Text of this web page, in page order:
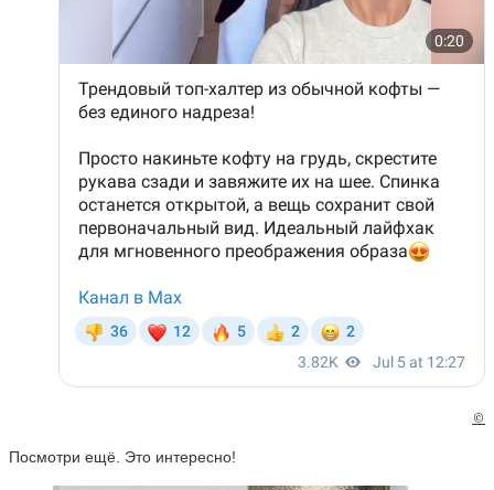
©
Посмотри ещё. Это интересно!